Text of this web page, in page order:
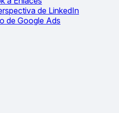
de LinkedIn
de Google Ads